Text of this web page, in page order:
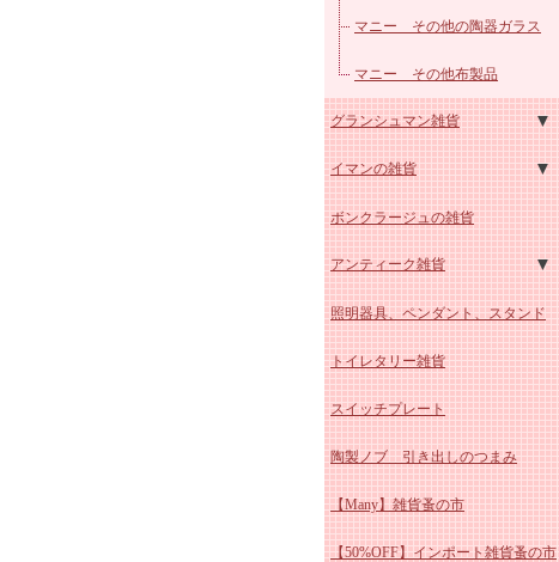
マニー その他の陶器ガラス
マニー その他布製品
グランシュマン雑貨
グランシュマン 木製品・家具
グランシュマン インテリア
グランシュマン カーデニング
雑貨
マニー グランシュマン 布シ
リーズ
グランシュマン バスケット
グランシュマン スタンド・照
明器具
グランシュマン キッチン雑貨
グランシュマン ダンテルテー
ブルウェア
マニー GC ミュゲ・すずらん 陶
イマンの雑貨
イマン かほり 陶器、ホーロ
ー
イマン しおりシリーズ
イマンももかシリーズ
イマン ビビアン 陶器、ホー
ロー
イマン スミレ 陶器、ホーロ
ー
イマン エマ 陶器、ホーロー
イマン プリンセスローズ
イマン ダイアナローズ 陶
ボンクラージュの雑貨
アンティーク雑貨
アンティーク スージークーパ
ー
アンティーク ブルー&ホワイ
ト
アンティーク ホーロー雑貨
アンティーク 陶器雑貨
アンティーク その他
照明器具、ペンダント、スタンド
トイレタリー雑貨
スイッチプレート
陶製ノブ 引き出しのつまみ
【Many】雑貨蚤の市
【50%OFF】インポート雑貨蚤の市